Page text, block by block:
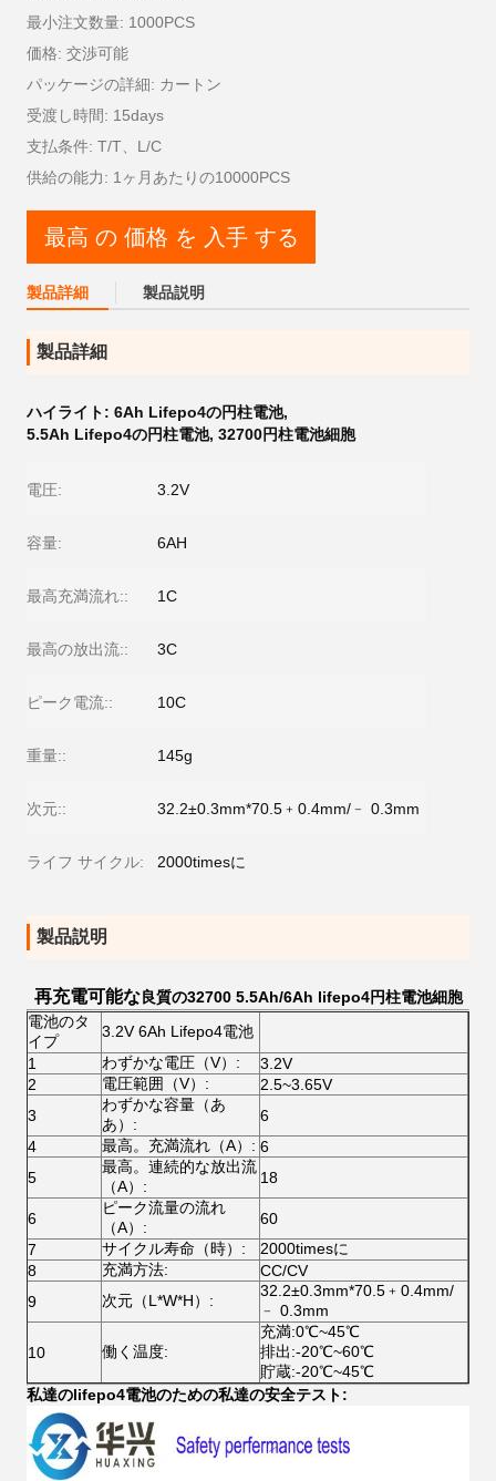
最小注文数量: 1000PCS
価格: 交渉可能
パッケージの詳細: カートン
受渡し時間: 15days
支払条件: T/T、L/C
供給の能力: 1ヶ月あたりの10000PCS
最高 の 価格 を 入手 する
製品詳細 製品説明
製品詳細
ハイライト: 6Ah Lifepo4の円柱電池,
5.5Ah Lifepo4の円柱電池, 32700円柱電池細胞
電圧: 3.2V
容量: 6AH
最高充満流れ:: 1C
最高の放出流:: 3C
ピーク電流:: 10C
重量:: 145g
次元:: 32.2±0.3mm*70.5﹢0.4mm/﹣ 0.3mm
ライフ サイクル: 2000timesに
製品説明
再充電可能な良質の32700 5.5Ah/6Ah lifepo4円柱電池細胞
電池のタ
イプ
3.2V 6Ah Lifepo4電池
1
わずかな電圧（V）:
3.2V
2
電圧範囲（V）:
2.5~3.65V
3
わずかな容量（あ
あ）:
6
4
最高。充満流れ（A）: 6
5
最高。連続的な放出流
（A）:
18
6
ピーク流量の流れ
（A）:
60
7
サイクル寿命（時）:
2000timesに
8
充満方法:
CC/CV
9
次元（L*W*H）:
32.2±0.3mm*70.5﹢0.4mm/
﹣ 0.3mm
10 働く温度:
充満:0℃~45℃
排出:-20℃~60℃
貯蔵:-20℃~45℃
私達のlifepo4電池のための私達の安全テスト: